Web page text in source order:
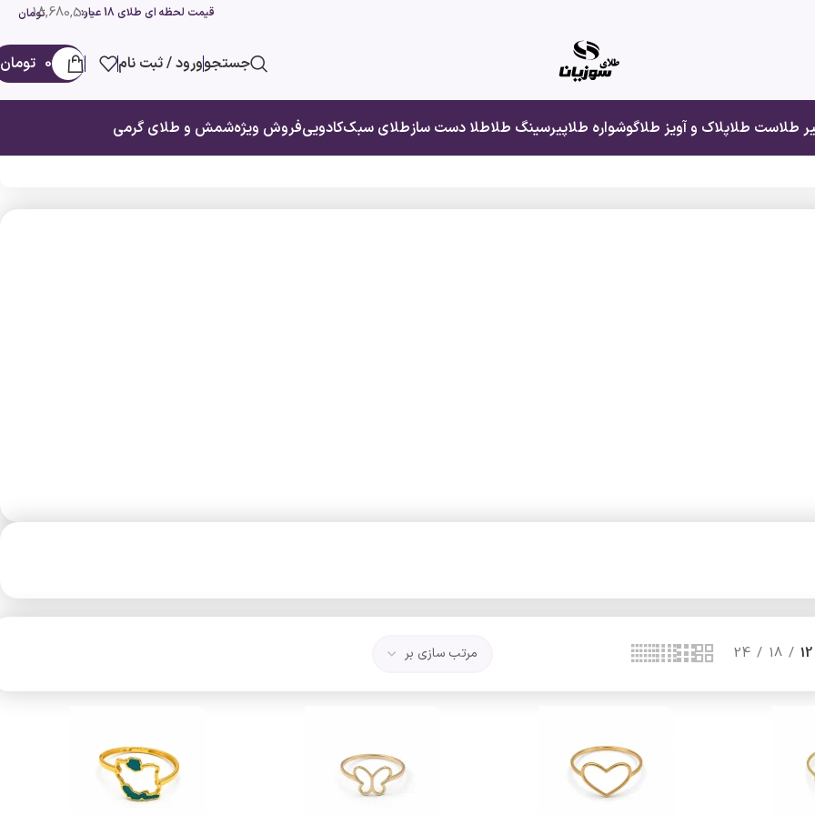
تومان18,680,500 قیمت لحظه ای طلای 18 عیار:
جستجوورود / ثبت نام 0 تومان
طلاست طلاپلاک و آویز طلاگوشواره طلاپیرسینگ طلاطلا دست سازطلای سبککادوییفروش ویژهشمش و طلای گرمی
12
18
24